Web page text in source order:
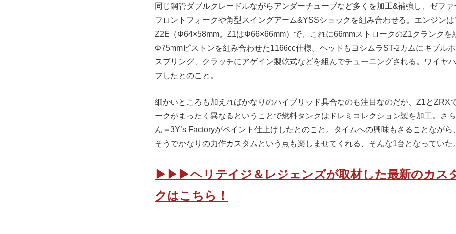
同じ鋼管ダブルクレードルながらアンダーチューブなど多くを加工&補強し、ゼフ
フロントフォークや角型スイングアーム&YSSショックを組み合わせる。エンジンは
Z2E（Φ64×58mm。Z1はΦ66×66mm）で、これに66mmストロークのZ1クランクを
Φ75mmピストンを組み合わせた1166cc仕様。ヘッドもヨシムラST-2カムにキブル
スプリング、クラッチにアゲイン製乾式などを組んでチューニングされる。ワイヤ
フしたとのこと。
細かいところも加えればかなりのハイブリッド具合なのも注目なのだが、Z1とZRX
ークがまったく異なるということで燃料タンクはドレミコレクション製を加工。さ
ん＝3Y’s Factoryがペイント仕上げしたとのこと。タイムへの興味もさることながら
そうでかなりの力作カスタムという点も楽しませてくれる、そんな1台となっていた。
▶▶▶ヘリテイジ＆レジェンズが取材した最新のカス
クはこちら！